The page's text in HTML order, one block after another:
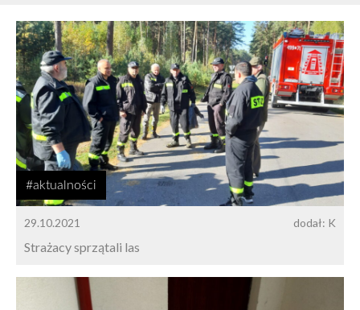
#aktualności
29.10.2021 dodał: K
Strażacy sprzątali las